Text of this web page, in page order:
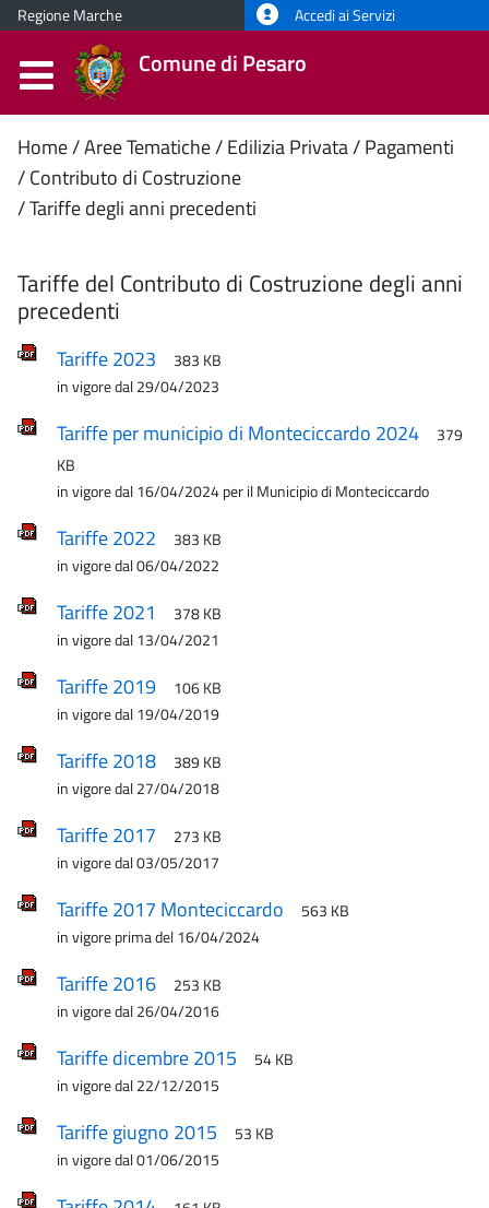
Regione Marche Accedi ai Servizi
Comune di Pesaro
Contenuto
principale
Home Aree Tematiche Edilizia Privata Pagamenti
Contributo di Costruzione
Tariffe degli anni precedenti
Tariffe del Contributo di Costruzione degli anni
precedenti
Tariffe 2023
383 KB
in vigore dal 29/04/2023
Tariffe per municipio di Monteciccardo 2024
379
KB
in vigore dal 16/04/2024 per il Municipio di Monteciccardo
Tariffe 2022
383 KB
in vigore dal 06/04/2022
Tariffe 2021
378 KB
in vigore dal 13/04/2021
Tariffe 2019
106 KB
in vigore dal 19/04/2019
Tariffe 2018
389 KB
in vigore dal 27/04/2018
Tariffe 2017
273 KB
in vigore dal 03/05/2017
Tariffe 2017 Monteciccardo
563 KB
in vigore prima del 16/04/2024
Tariffe 2016
253 KB
in vigore dal 26/04/2016
Tariffe dicembre 2015
54 KB
in vigore dal 22/12/2015
Tariffe giugno 2015
53 KB
in vigore dal 01/06/2015